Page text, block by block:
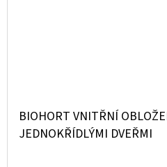
BIOHORT VNITŘNÍ
JEDNOKŘÍDLÝMI DVEŘMI